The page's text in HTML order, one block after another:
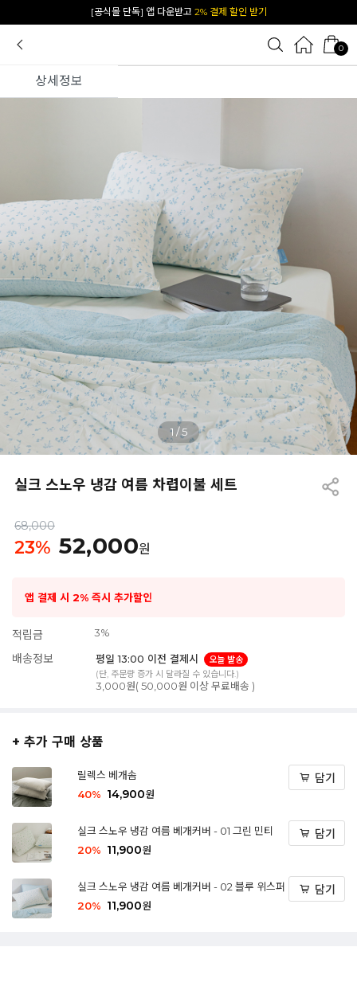
카카오 플친 추가하면1천원 즉시 할인 쿠폰
0
상세정보
1 /5
실크 스노우 냉감 여름 차렵이불 세트
68,000
23% 52,000원
앱 결제 시 2% 즉시 추가할인
적립금 3%
배송정보 평일 13:00 이전 결제시
오늘 발송
(단, 주문량 증가 시 달라질 수 있습니다.)
3,000원( 50,000원 이상 무료배송 )
+ 추가 구매 상품
릴렉스 베개솜
40% 14,900원
담기
실크 스노우 냉감 여름 베개커버 - 01 그린 민티
20% 11,900원
담기
실크 스노우 냉감 여름 베개커버 - 02 블루 위스퍼
20% 11,900원
담기